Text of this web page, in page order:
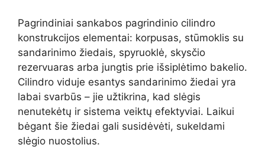
Pagrindiniai sankabos pagrindinio cilindro
konstrukcijos elementai: korpusas, stūmoklis su
sandarinimo žiedais, spyruoklė, skysčio
rezervuaras arba jungtis prie išsiplėtimo bakelio.
Cilindro viduje esantys sandarinimo žiedai yra
labai svarbūs – jie užtikrina, kad slėgis
nenutekėtų ir sistema veiktų efektyviai. Laikui
bėgant šie žiedai gali susidėvėti, sukeldami
slėgio nuostolius.